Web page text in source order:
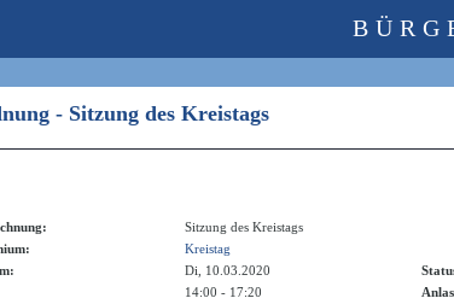
- Sitzung des Kreistags
Sitzung des Kreistags
Kreistag
Di, 10.03.2020
14:00 - 17:20